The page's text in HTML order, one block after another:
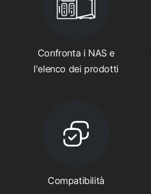
Confronta i NAS e
l'elenco dei prodotti
Compatibilità